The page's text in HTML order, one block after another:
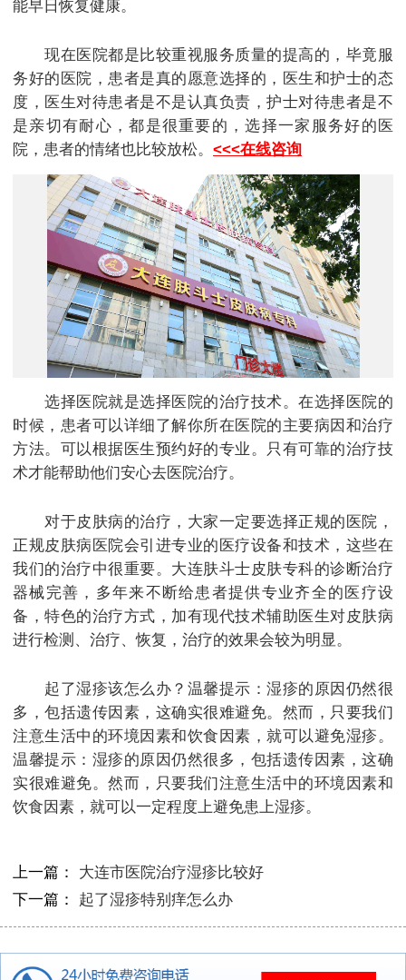
能早日恢复健康。
现在医院都是比较重视服务质量的提高的，毕竟服
务好的医院，患者是真的愿意选择的，医生和护士的态
度，医生对待患者是不是认真负责，护士对待患者是不
是亲切有耐心，都是很重要的，选择一家服务好的医
院，患者的情绪也比较放松。 <<<在线咨询
选择医院就是选择医院的治疗技术。在选择医院的
时候，患者可以详细了解你所在医院的主要病因和治疗
方法。可以根据医生预约好的专业。只有可靠的治疗技
术才能帮助他们安心去医院治疗。
对于皮肤病的治疗，大家一定要选择正规的医院，
正规皮肤病医院会引进专业的医疗设备和技术，这些在
我们的治疗中很重要。大连肤斗士皮肤专科的诊断治疗
器械完善，多年来不断给患者提供专业齐全的医疗设
备，特色的治疗方式，加有现代技术辅助医生对皮肤病
进行检测、治疗、恢复，治疗的效果会较为明显。
起了湿疹该怎么办？温馨提示：湿疹的原因仍然很
多，包括遗传因素，这确实很难避免。然而，只要我们
注意生活中的环境因素和饮食因素，就可以避免湿疹。
温馨提示：湿疹的原因仍然很多，包括遗传因素，这确
实很难避免。然而，只要我们注意生活中的环境因素和
饮食因素，就可以一定程度上避免患上湿疹。
上一篇： 大连市医院治疗湿疹比较好
下一篇： 起了湿疹特别痒怎么办